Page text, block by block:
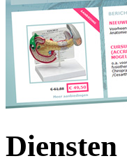
Diensten